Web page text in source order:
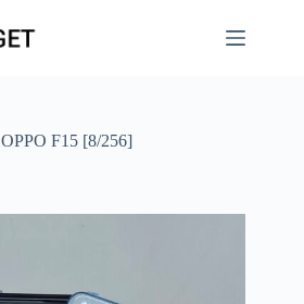
OPPO F15 [8/256]